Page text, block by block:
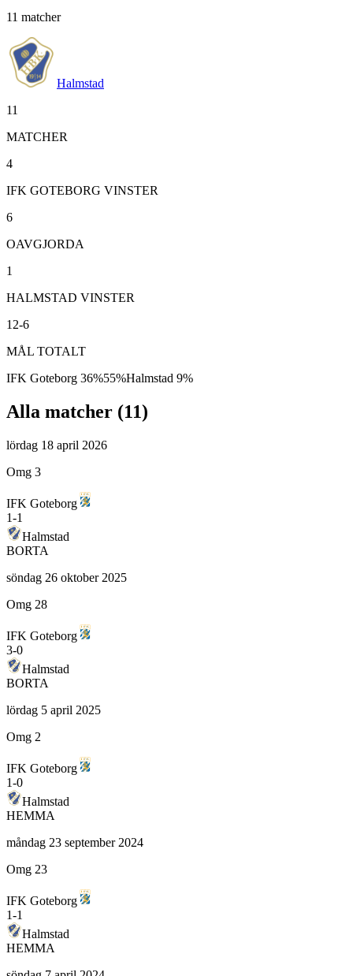
11 matcher
Halmstad
11
MATCHER
4
IFK GOTEBORG VINSTER
6
OAVGJORDA
1
HALMSTAD VINSTER
12-6
MÅL TOTALT
IFK Goteborg 36%55%Halmstad 9%
Alla matcher (11)
lördag 18 april 2026
Omg 3
IFK Goteborg
1-1
Halmstad
BORTA
söndag 26 oktober 2025
Omg 28
IFK Goteborg
3-0
Halmstad
BORTA
lördag 5 april 2025
Omg 2
IFK Goteborg
1-0
Halmstad
HEMMA
måndag 23 september 2024
Omg 23
IFK Goteborg
1-1
Halmstad
HEMMA